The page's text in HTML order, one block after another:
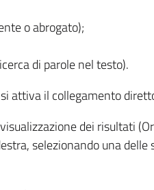
o abrogato);
di parole nel testo).
attiva il collegamento
dei risultati
selezionando una delle